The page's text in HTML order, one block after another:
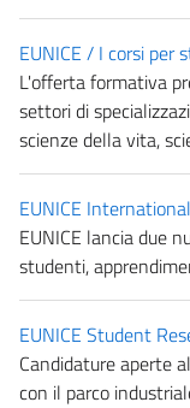
EUNICE / I corsi per
L'offerta formativa
settori di
scienze della vita,
EUNICE
EUNICE lancia due
studenti,
EUNICE Student
Candidature aperte
con il parco